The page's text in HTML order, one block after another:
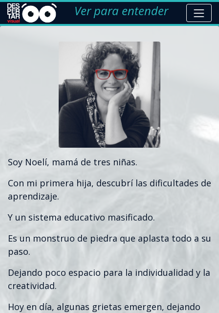
Ver para entender
Soy Noelí, mamá de tres niñas.
Con mi primera hija, descubrí las dificultades de
aprendizaje.
Y un sistema educativo masificado.
Es un monstruo de piedra que aplasta todo a su
paso.
Dejando poco espacio para la individualidad y la
creatividad.
Hoy en día, algunas grietas emergen, dejando